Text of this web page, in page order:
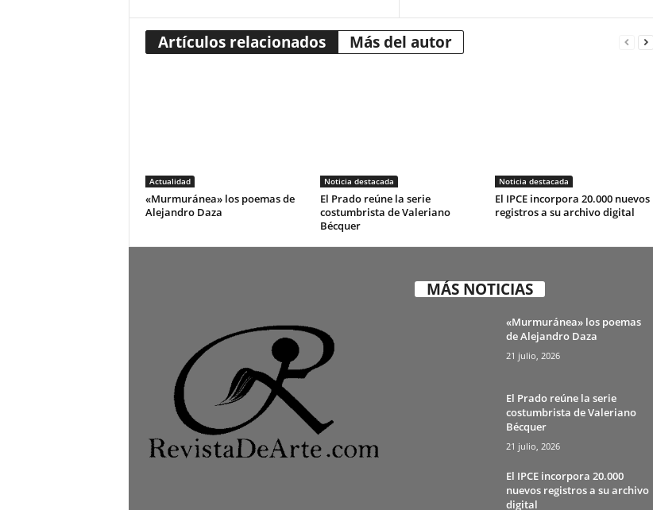
Artículos relacionados Más del autor
Actualidad
«Murmuránea» los poemas de
Alejandro Daza
Noticia destacada
El Prado reúne la serie
costumbrista de Valeriano
Bécquer
Noticia destacada
El IPCE incorpora 20.000 nuevos
registros a su archivo digital
MÁS NOTICIAS
«Murmuránea» los poemas
de Alejandro Daza
21 julio, 2026
El Prado reúne la serie
costumbrista de Valeriano
Bécquer
21 julio, 2026
El IPCE incorpora 20.000
nuevos registros a su archivo
digital